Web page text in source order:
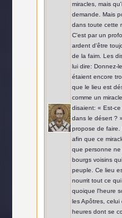
miracles, mais
demande. Mais
dans toute cette
C'est par un
ardent d'être
de la faim. Les
lui dire: Donnez-
étaient encore
que le lieu est
comme un
disaient: « Est-
dans le désert ?
propose de faire.
afin que ce
que personne
bourgs voisins
peuple. Ce lieu
nourrit tout ce
quoique l'heure
les Apôtres, celui
heures dont se